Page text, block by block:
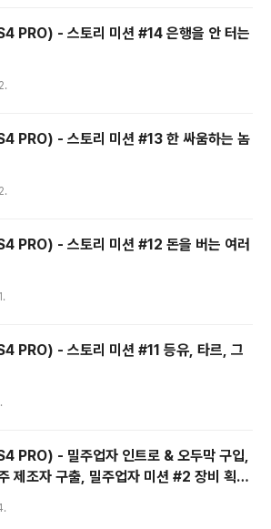
PRO) - 스토리 미션 #14 은행을 안 터는
PRO) - 스토리 미션 #13 한 싸움하는 놈
PRO) - 스토리 미션 #12 돈을 버는 여러
PRO) - 스토리 미션 #11 등유, 타르, 그
PRO) - 밀주업자 인트로 & 오두막 구입,
제조자 구출, 밀주업자 미션 #2 장비 획